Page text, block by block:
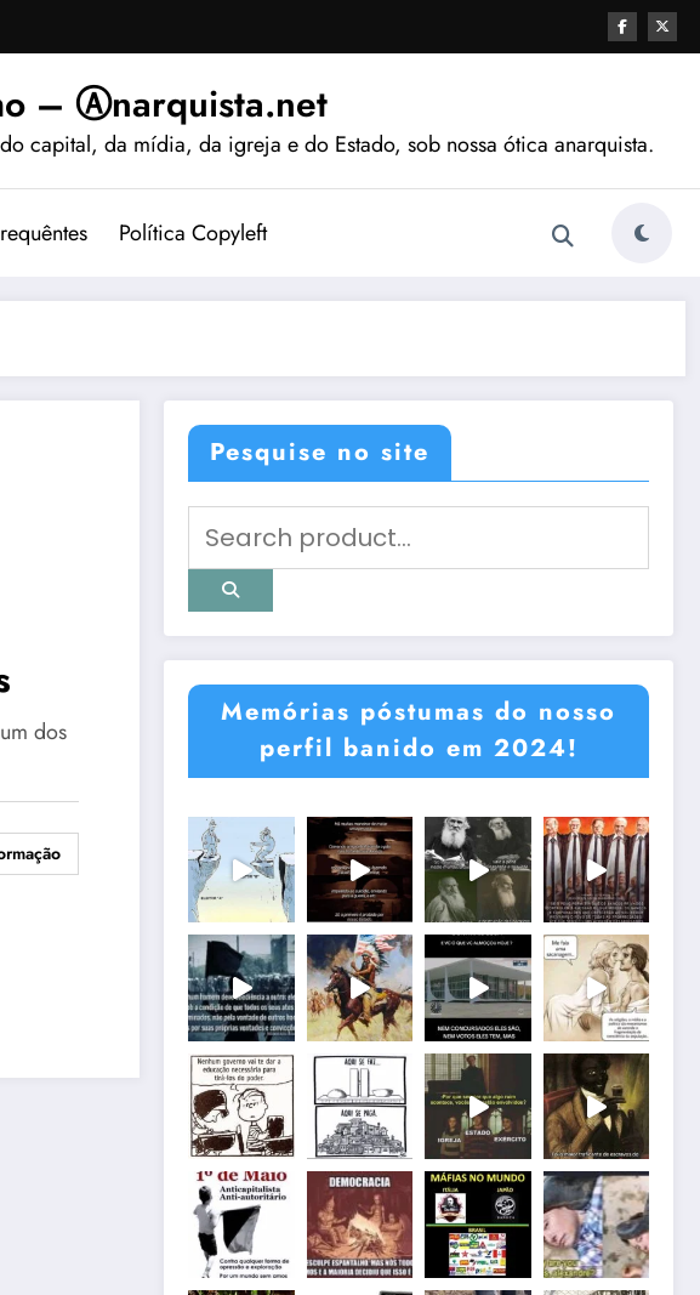
– Ⓐnarquista.net
capital, da mídia, da igreja e do Estado, sob nossa ótica anarquista.
Política Copyleft
dos
Pesquise no site
Memórias póstumas do nosso
perfil banido em 2024!